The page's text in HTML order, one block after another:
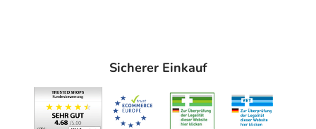
- Mukoviszidose, bei einer akuten bakteriellen Infektion
- Nierenbeckenentzündung mit Gewebsbeteiligung
(Parenchym)
- Vorbeugung gegen eine Hirnhautentzündung durch
Sicherer Einkauf